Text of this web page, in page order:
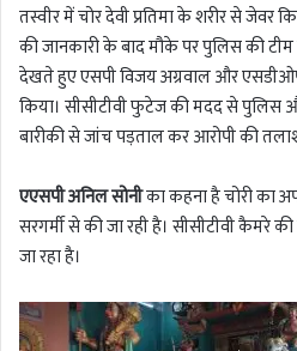
तस्वीर में चोर देवी प्रतिमा के शरीर से जेवर
की जानकारी के बाद मौके पर पुलिस की
देखते हुए एसपी विजय अग्रवाल और
किया। सीसीटीवी फुटेज की मदद से पुलिस
बारीकी से जांच पड़ताल कर आरोपी की
एएसपी अनिल सोनीका कहना है चोरी का
सरगर्मी से की जा रही है। सीसीटीवी कैमरे
जा रहा है।